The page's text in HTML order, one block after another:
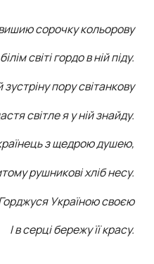
сорочку кольорову
світі гордо в ній піду.
зустріну пору світанкову
світле я у ній знайду.
з щедрою душею,
рушникові хліб несу.
Україною своєю
І в серці бережу її красу.